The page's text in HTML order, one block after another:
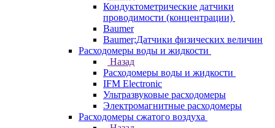
Кондуктометрические датчики
проводимости (концентрации)
Baumer
Baumer;Датчики физических величин
Расходомеры воды и жидкости
Назад
Расходомеры воды и жидкости
IFM Electronic
Ультразвуковые расходомеры
Электромагнитные расходомеры
Расходомеры сжатого воздуха